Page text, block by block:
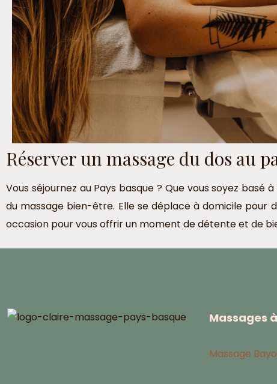
Réserver un massage du dos au
Vous séjournez au Pays basque ? Que vous soyez
du massage bien-être. Elle se déplace à domicile pour
occasion pour vous offrir un moment de détente et de
Massages
Massage